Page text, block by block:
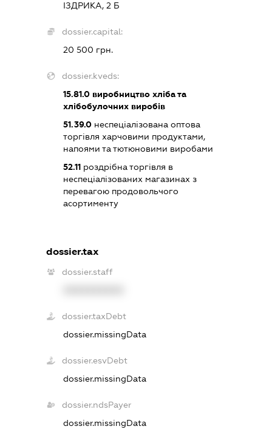
ІЗДРИКА, 2 Б
dossier.capital:
20 500 грн.
dossier.kveds:
15.81.0 виробництво хліба та
хлібобулочних виробів
51.39.0 неспеціалізована оптова
торгівля харчовими продуктами,
напоями та тютюновими виробами
52.11 роздрібна торгівля в
неспеціалізованих магазинах з
перевагою продовольчого
асортименту
dossier.tax
dossier.staff
dossier.taxDebt
dossier.missingData
dossier.esvDebt
dossier.missingData
dossier.ndsPayer
dossier.missingData